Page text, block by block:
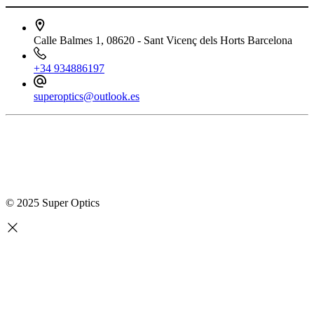
Calle Balmes 1, 08620 - Sant Vicenç dels Horts Barcelona
+34 934886197
superoptics@outlook.es
© 2025 Super Optics